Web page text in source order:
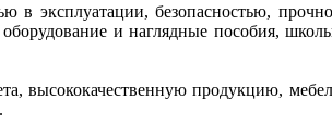
в эксплуатации, безопасностью,
и наглядные пособия,
высококачественную продукцию,